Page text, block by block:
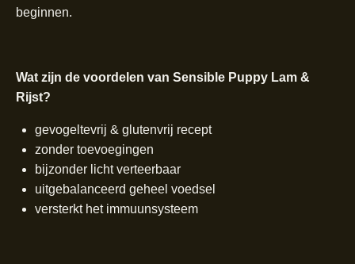
beginnen.
Wat zijn de voordelen van Sensible Puppy Lam &
Rijst?
gevogeltevrij & glutenvrij recept
zonder toevoegingen
bijzonder licht verteerbaar
uitgebalanceerd geheel voedsel
versterkt het immuunsysteem